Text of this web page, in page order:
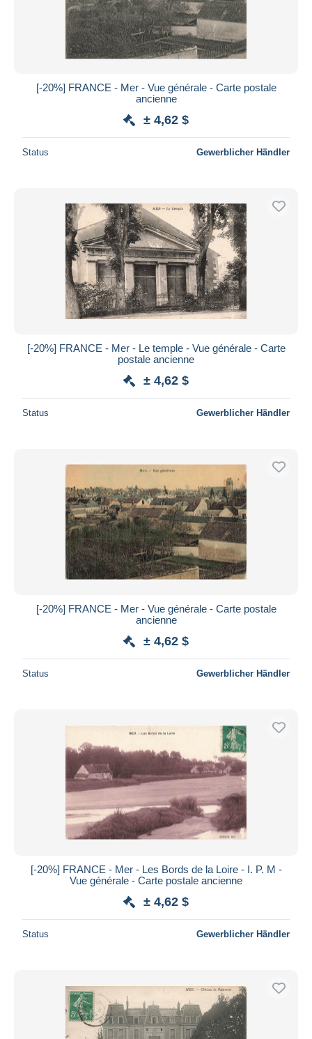
[-20%] FRANCE - Mer - Vue générale - Carte postale
ancienne
± 4,62 $
Status Gewerblicher Händler
[-20%] FRANCE - Mer - Le temple - Vue générale - Carte
postale ancienne
± 4,62 $
Status Gewerblicher Händler
[-20%] FRANCE - Mer - Vue générale - Carte postale
ancienne
± 4,62 $
Status Gewerblicher Händler
[-20%] FRANCE - Mer - Les Bords de la Loire - I. P. M -
Vue générale - Carte postale ancienne
± 4,62 $
Status Gewerblicher Händler